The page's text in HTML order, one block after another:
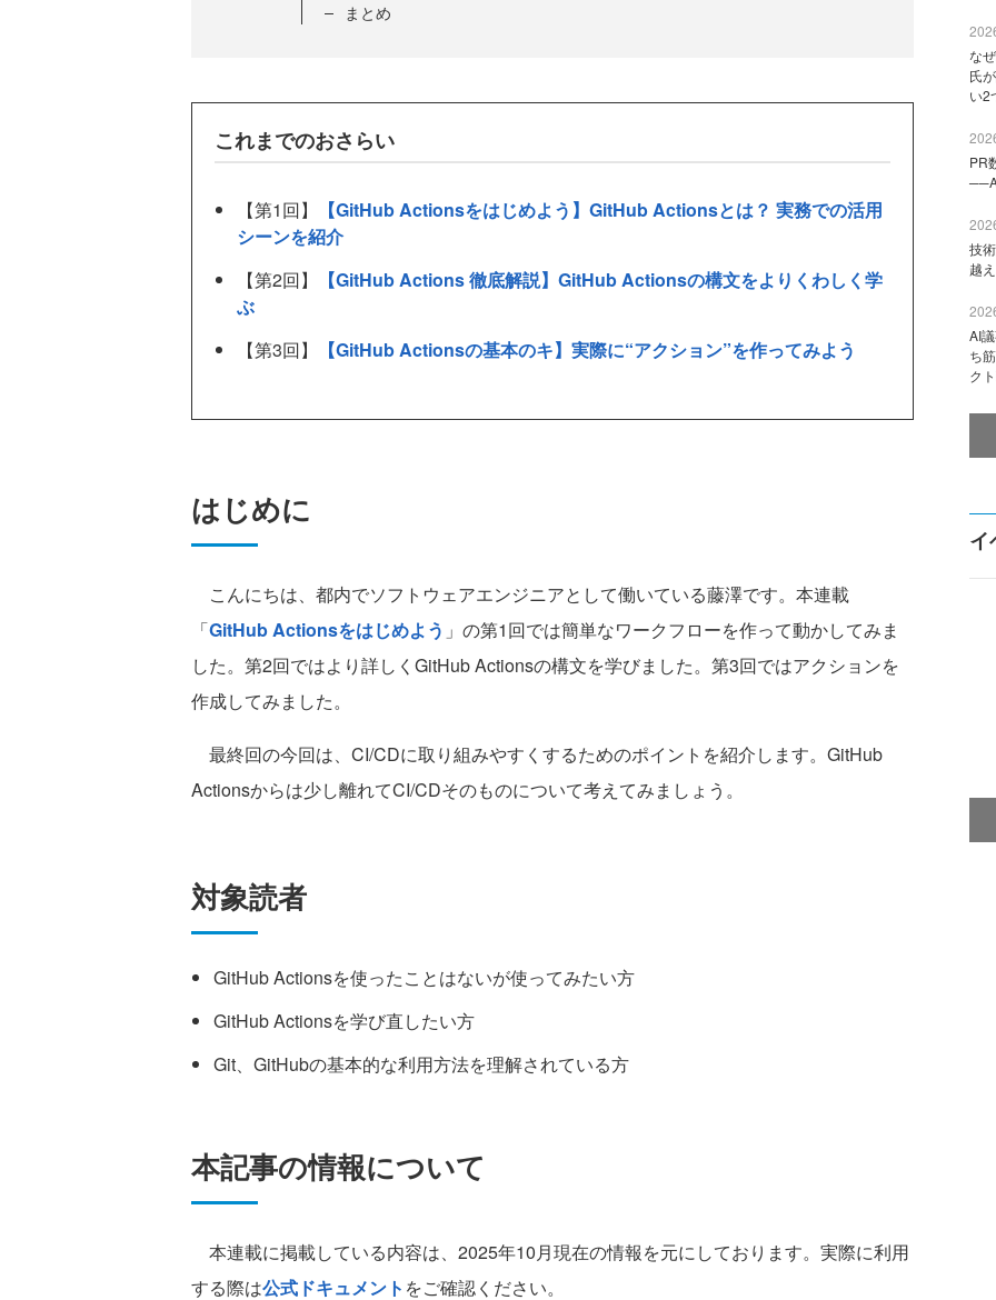
まとめ
これまでのおさらい
【第1回】
【GitHub Actionsをはじめよう】GitHub Actionsとは？ 実務での活用
シーンを紹介
【第2回】
【GitHub Actions 徹底解説】GitHub Actionsの構文をよりくわしく学
ぶ
【第3回】
【GitHub Actionsの基本のキ】実際に“アクション”を作ってみよう
はじめに
こんにちは、都内でソフトウェアエンジニアとして働いている藤澤です。本連載
「GitHub Actionsをはじめよう 」の第1回では簡単なワークフローを作って動かしてみま
した。第2回ではより詳しくGitHub Actionsの構文を学びました。第3回ではアクションを
作成してみました。
最終回の今回は、CI/CDに取り組みやすくするためのポイントを紹介します。GitHub
Actionsからは少し離れてCI/CDそのものについて考えてみましょう。
対象読者
GitHub Actionsを使ったことはないが使ってみたい方
GitHub Actionsを学び直したい方
Git、GitHubの基本的な利用方法を理解されている方
本記事の情報について
本連載に掲載している内容は、2025年10月現在の情報を元にしております。実際に利用
する際は公式ドキュメント をご確認ください。
な
氏
い2
PR
技
越
AI
ち
ク
イ